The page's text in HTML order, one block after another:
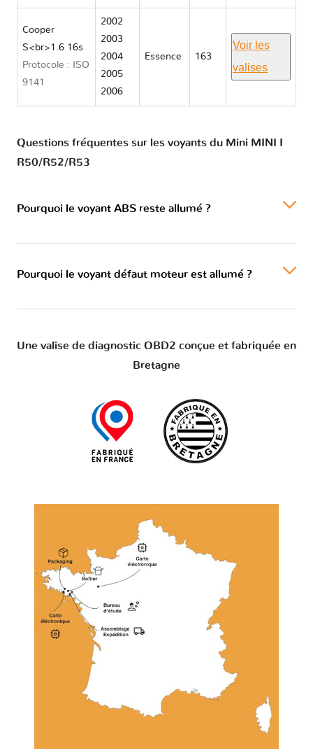
Cooper
S<br>1.6 16s
Protocole : ISO
9141
2002
2003
2004
2005
2006
Essence 163
Voir les
valises
Questions fréquentes sur les voyants du Mini MINI I
R50/R52/R53
Pourquoi le voyant ABS reste allumé ?
Pourquoi le voyant défaut moteur est allumé ?
Une valise de diagnostic OBD2 conçue et fabriquée en
Bretagne